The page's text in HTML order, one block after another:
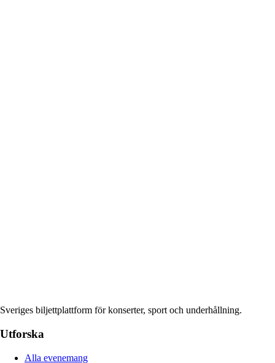
Sveriges biljettplattform för konserter, sport och underhållning.
Utforska
Alla evenemang